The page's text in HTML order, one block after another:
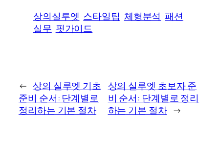
상의실루엣 스타일팁 체형분석 패션
실무 핏가이드
← 상의 실루엣 기초
준비 순서: 단계별로
정리하는 기본 절차
상의 실루엣 초보자 준
비 순서: 단계별로 정리
하는 기본 절차 →